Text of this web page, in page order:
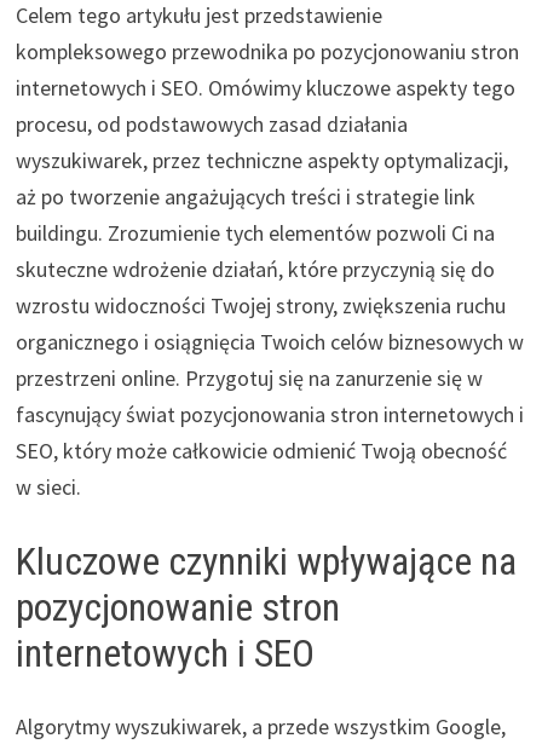
Celem tego artykułu jest przedstawienie
kompleksowego przewodnika po pozycjonowaniu stron
internetowych i SEO. Omówimy kluczowe aspekty tego
procesu, od podstawowych zasad działania
wyszukiwarek, przez techniczne aspekty optymalizacji,
aż po tworzenie angażujących treści i strategie link
buildingu. Zrozumienie tych elementów pozwoli Ci na
skuteczne wdrożenie działań, które przyczynią się do
wzrostu widoczności Twojej strony, zwiększenia ruchu
organicznego i osiągnięcia Twoich celów biznesowych w
przestrzeni online. Przygotuj się na zanurzenie się w
fascynujący świat pozycjonowania stron internetowych i
SEO, który może całkowicie odmienić Twoją obecność
w sieci.
Kluczowe czynniki wpływające na
pozycjonowanie stron
internetowych i SEO
Algorytmy wyszukiwarek, a przede wszystkim Google,